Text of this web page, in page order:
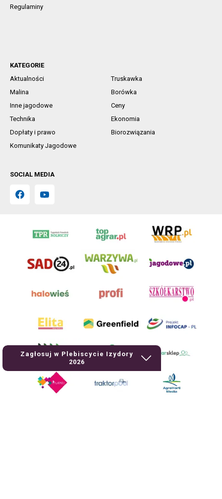
Zagłosuj w Plebiscycie Izydory
2026
Regulaminy
KATEGORIE
Aktualności
Truskawka
Malina
Borówka
Inne jagodowe
Ceny
Technika
Ekonomia
Dopłaty i prawo
Biorozwiązania
Komunikaty Jagodowe
SOCIAL MEDIA